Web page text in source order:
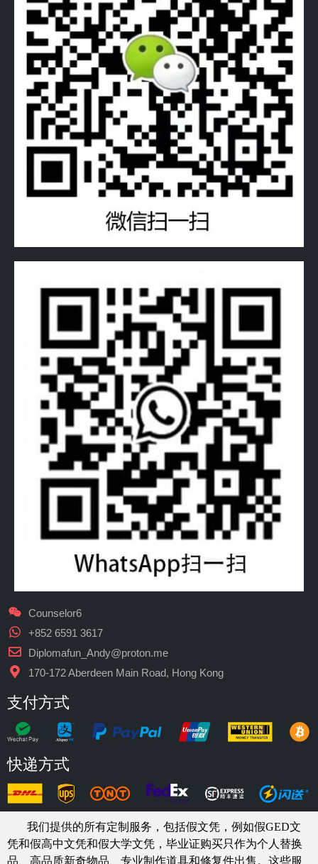
Counselor6
+852 6591 3617
Diplomafun_Andy@proton.me
170-172 Aberdeen Main Road, Hong Kong
支付方式
快递方式
我们提供的所有定制服务，包括假文凭，例如假GED文
凭和假高中文凭和假大学文凭， 毕业证购买只作为个人替换
品、高品质新奇物品、专业制作道具和修复件出售。这些服